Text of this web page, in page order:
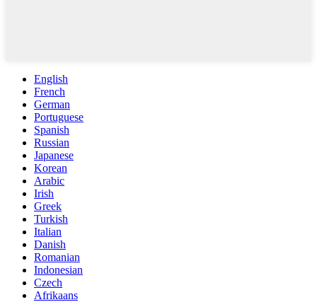
English
French
German
Portuguese
Spanish
Russian
Japanese
Korean
Arabic
Irish
Greek
Turkish
Italian
Danish
Romanian
Indonesian
Czech
Afrikaans